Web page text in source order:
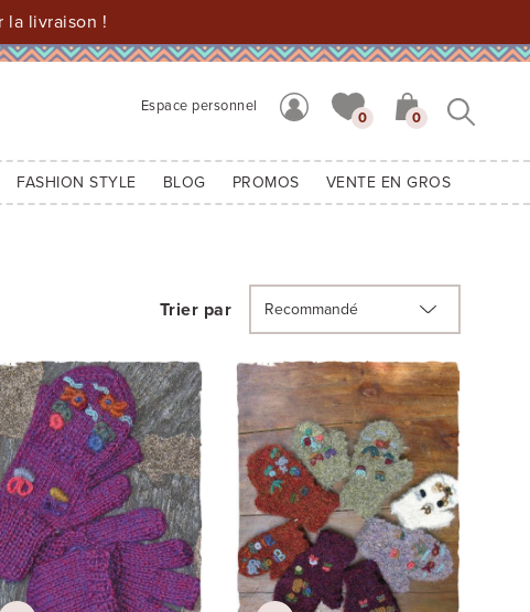
la livraison !
Espace personnel
0 0
FASHION STYLE BLOG PROMOS VENTE EN GROS
Trier par